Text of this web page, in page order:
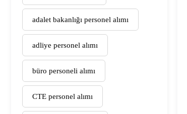
adalet bakanlığı personel alımı
adliye personel alımı
büro personeli alımı
CTE personel alımı